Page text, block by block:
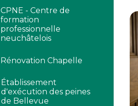
CPNE - Centre de
formation
professionnelle
neuchâtelois
Rénovation Chapelle
Établissement
d'exécution des peines
de Bellevue